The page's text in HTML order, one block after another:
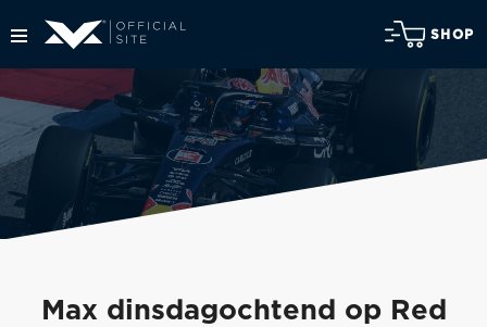
SHOP
Max dinsdagochtend op Red